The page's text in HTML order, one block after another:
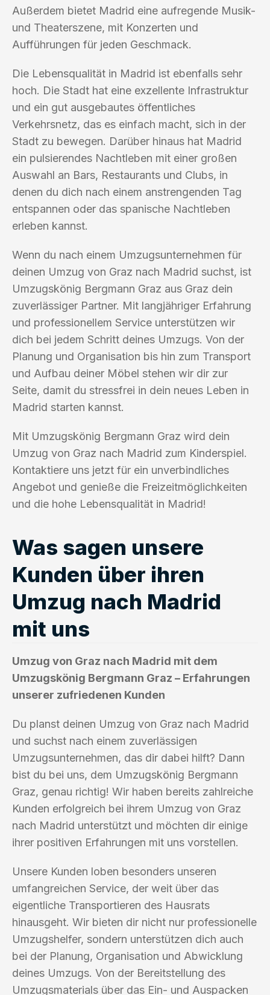
Außerdem bietet Madrid eine aufregende Musik-
und Theaterszene, mit Konzerten und
Aufführungen für jeden Geschmack.
Die Lebensqualität in Madrid ist ebenfalls sehr
hoch. Die Stadt hat eine exzellente Infrastruktur
und ein gut ausgebautes öffentliches
Verkehrsnetz, das es einfach macht, sich in der
Stadt zu bewegen. Darüber hinaus hat Madrid
ein pulsierendes Nachtleben mit einer großen
Auswahl an Bars, Restaurants und Clubs, in
denen du dich nach einem anstrengenden Tag
entspannen oder das spanische Nachtleben
erleben kannst.
Wenn du nach einem Umzugsunternehmen für
deinen Umzug von Graz nach Madrid suchst, ist
Umzugskönig Bergmann Graz aus Graz dein
zuverlässiger Partner. Mit langjähriger Erfahrung
und professionellem Service unterstützen wir
dich bei jedem Schritt deines Umzugs. Von der
Planung und Organisation bis hin zum Transport
und Aufbau deiner Möbel stehen wir dir zur
Seite, damit du stressfrei in dein neues Leben in
Madrid starten kannst.
Mit Umzugskönig Bergmann Graz wird dein
Umzug von Graz nach Madrid zum Kinderspiel.
Kontaktiere uns jetzt für ein unverbindliches
Angebot und genieße die Freizeitmöglichkeiten
und die hohe Lebensqualität in Madrid!
Was sagen unsere
Kunden über ihren
Umzug nach Madrid
mit uns
Umzug von Graz nach Madrid mit dem
Umzugskönig Bergmann Graz – Erfahrungen
unserer zufriedenen Kunden
Du planst deinen Umzug von Graz nach Madrid
und suchst nach einem zuverlässigen
Umzugsunternehmen, das dir dabei hilft? Dann
bist du bei uns, dem Umzugskönig Bergmann
Graz, genau richtig! Wir haben bereits zahlreiche
Kunden erfolgreich bei ihrem Umzug von Graz
nach Madrid unterstützt und möchten dir einige
ihrer positiven Erfahrungen mit uns vorstellen.
Unsere Kunden loben besonders unseren
umfangreichen Service, der weit über das
eigentliche Transportieren des Hausrats
hinausgeht. Wir bieten dir nicht nur professionelle
Umzugshelfer, sondern unterstützen dich auch
bei der Planung, Organisation und Abwicklung
deines Umzugs. Von der Bereitstellung des
Umzugsmaterials über das Ein- und Auspacken